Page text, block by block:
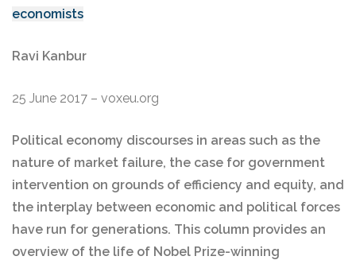
economists
Ravi Kanbur
25 June 2017 – voxeu.org
Political economy discourses in areas such as the
nature of market failure, the case for government
intervention on grounds of efficiency and equity, and
the interplay between economic and political forces
have run for generations. This column provides an
overview of the life of Nobel Prize-winning